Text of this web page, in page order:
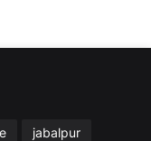
jabalpur